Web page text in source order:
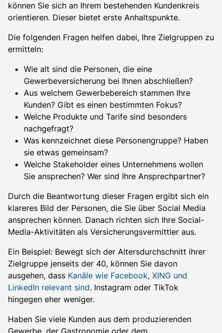
können Sie sich an Ihrem bestehenden Kundenkreis
orientieren. Dieser bietet erste Anhaltspunkte.
Die folgenden Fragen helfen dabei, Ihre Zielgruppen zu
ermitteln:
Wie alt sind die Personen, die eine
Gewerbeversicherung bei Ihnen abschließen?
Aus welchem Gewerbebereich stammen Ihre
Kunden? Gibt es einen bestimmten Fokus?
Welche Produkte und Tarife sind besonders
nachgefragt?
Was kennzeichnet diese Personengruppe? Haben
sie etwas gemeinsam?
Welche Stakeholder eines Unternehmens wollen
Sie ansprechen? Wer sind Ihre Ansprechpartner?
Durch die Beantwortung dieser Fragen ergibt sich ein
klareres Bild der Personen, die Sie über Social Media
ansprechen können. Danach richten sich Ihre Social-
Media-Aktivitäten als Versicherungsvermittler aus.
Ein Beispiel: Bewegt sich der Altersdurchschnitt ihrer
Zielgruppe jenseits der 40, können Sie davon
ausgehen, dass Kanäle wie Facebook, XING und
LinkedIn relevant sind. Instagram oder TikTok
hingegen eher weniger.
Haben Sie viele Kunden aus dem produzierenden